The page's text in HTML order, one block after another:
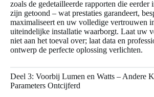
zoals de gedetailleerde rapporten die eerder
zijn getoond – wat prestaties garandeert,
maximaliseert en uw volledige vertrouwen
uiteindelijke installatie waarborgt. Laat uw
niet aan het toeval over; laat data en
ontwerp de perfecte oplossing verlichten.
Deel 3: Voorbij Lumen en Watts – Andere
Parameters Ontcijferd